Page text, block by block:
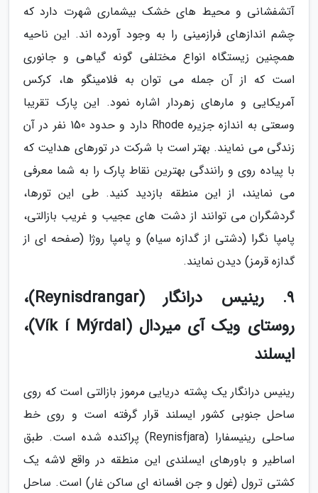
آتشفشانی و محیط های خشک بیشماری شهرت دارد که
چشم اندازهای فرازمینی را به وجود آورده اند. این ناحیه
همچنین زیستگاه انواع مختلفی گونه گیاهی و جانوری
است که از آن جمله می توان به فلامینگو ها، کرکس
آمریکایی و مارهای زهردار اشاره نمود. این پارک تقریبا
وسعتی به اندازه جزیره Rhode دارد و حدود 150 نفر در آن
زندگی می نمایند. بهتر است با شرکت در تورهای هدایت که
با پیاده روی و رانندگی بهترین نقاط پارک را به شما معرفی
می نمایند، از این منطقه بازدید کنید. طی این تورها،
گردشگران می توانند از دشت های عجیب و غریب بازالتی،
پامپا نگرا (دشتی از گدازه سیاه) و پامپا روژا (صفحه ای از
گدازه قرمز) دیدن نمایند.
9. رینیس درانگار (Reynisdrangar)،
روستای ویک آی میردال (Vík í Mýrdal)،
ایسلند
رینیس درانگار یک پشته دریایی مرموز بازالتی است که روی
ساحل جنوبی کشور ایسلند قرار گرفته است و روی خط
ساحلی رینیسفارا (Reynisfjara) پراکنده شده است. طبق
اساطیر و باورهای ایسلندی این منطقه در واقع لاشه یک
کشتی ترول (غول و جن افسانه ای ساکن غار) است. ساحل